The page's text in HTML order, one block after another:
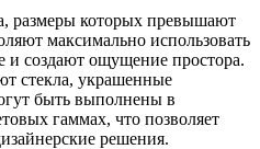
размеры которых превышают
максимально использовать
и создают ощущение простора.
стекла, украшенные
быть выполнены в
гаммах, что позволяет
решения.